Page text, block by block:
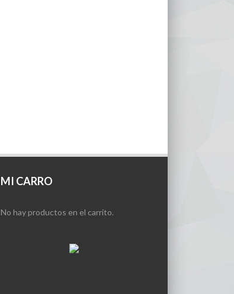
MI CARRO
No hay productos en el carrito.